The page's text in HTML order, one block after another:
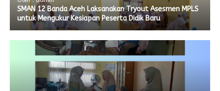
SMAN 12 Banda Aceh Laksanakan Tryout Asesmen MPLS
untuk Mengukur Kesiapan Peserta Didik Baru